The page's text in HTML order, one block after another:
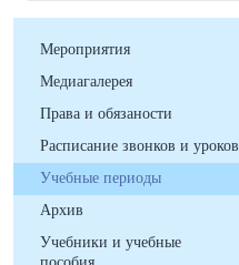
Мероприятия
Медиагалерея
Права и обязаности
Расписание звонков и уроков
Учебные периоды
Архив
Учебники и учебные